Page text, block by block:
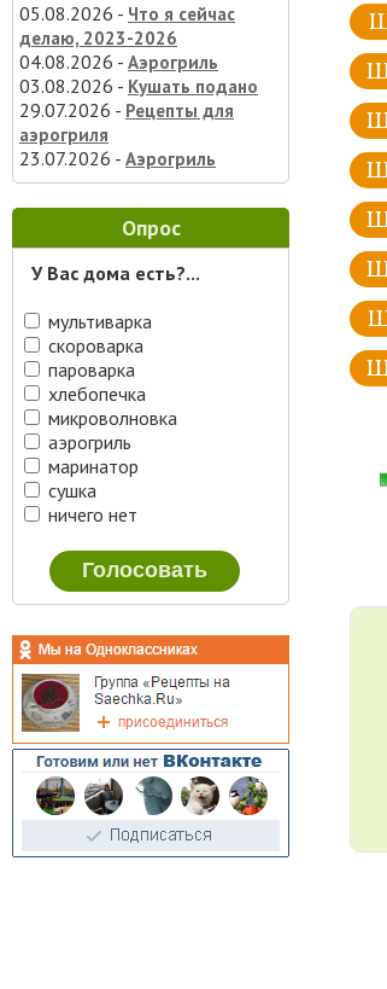
05.08.2026 - Что я сейчас
делаю, 2023-2026
04.08.2026 - Аэрогриль
03.08.2026 - Кушать подано
29.07.2026 - Рецепты для
аэрогриля
23.07.2026 - Аэрогриль
Опрос
У Вас дома есть?...
мультиварка
скороварка
пароварка
хлебопечка
микроволновка
аэрогриль
маринатор
сушка
ничего нет